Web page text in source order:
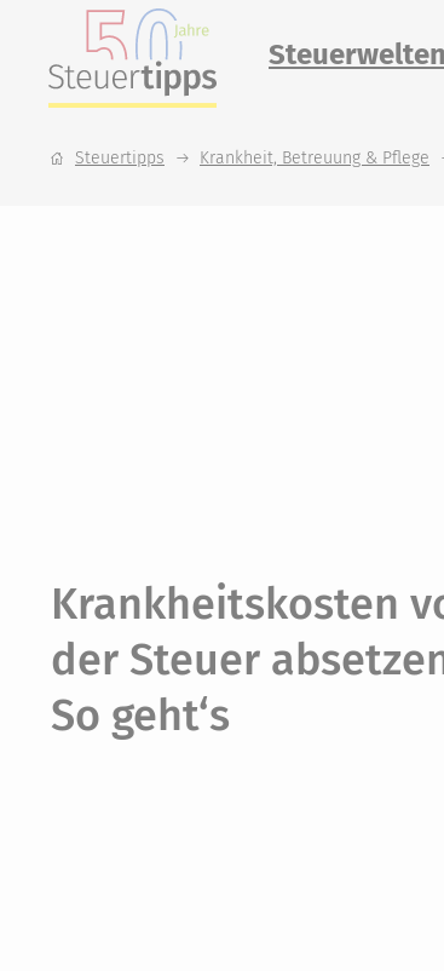
Steuerwelten
Steuertipps Krankheit, Betreuung & Pflege
Krankheitskosten
der Steuer
So geht‘s